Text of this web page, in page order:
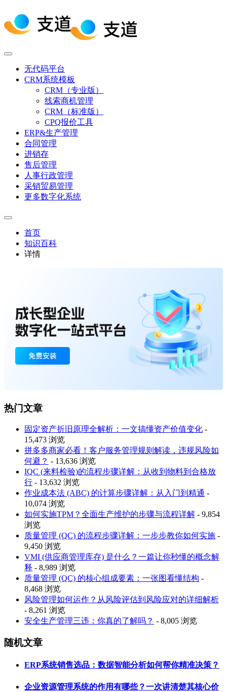
无代码平台
CRM系统模板
CRM（专业版）
线索商机管理
CRM（标准版）
CPQ报价工具
ERP&生产管理
合同管理
进销存
售后管理
人事行政管理
采销贸易管理
更多数字化系统
首页
知识百科
详情
热门文章
固定资产折旧原理全解析：一文搞懂资产价值变化 -
15,473 浏览
拼多多商家必看！客户服务管理规则解读，违规风险如
何避？ - 13,636 浏览
IQC (来料检验)的流程步骤详解：从收到物料到合格放
行 - 13,632 浏览
作业成本法 (ABC) 的计算步骤详解：从入门到精通 -
10,074 浏览
如何实施TPM？全面生产维护的步骤与流程详解 - 9,854
浏览
质量管理 (QC) 的流程步骤详解：一步步教你如何实施 -
9,450 浏览
VMI (供应商管理库存) 是什么？一篇让你秒懂的概念解
释 - 8,989 浏览
质量管理 (QC) 的核心组成要素：一张图看懂结构 -
8,468 浏览
风险管理如何运作？从风险评估到风险应对的详细解析
- 8,261 浏览
安全生产管理三违：你真的了解吗？ - 8,005 浏览
随机文章
ERP系统销售选品：数据智能分析如何帮你精准决策？
企业资源管理系统的作用有哪些？一次讲清楚其核心价